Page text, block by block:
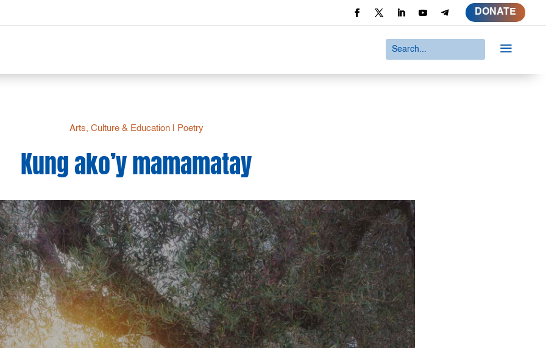
DONATE
a
Arts, Culture & Education| Poetry
Kung ako’y mamamatay